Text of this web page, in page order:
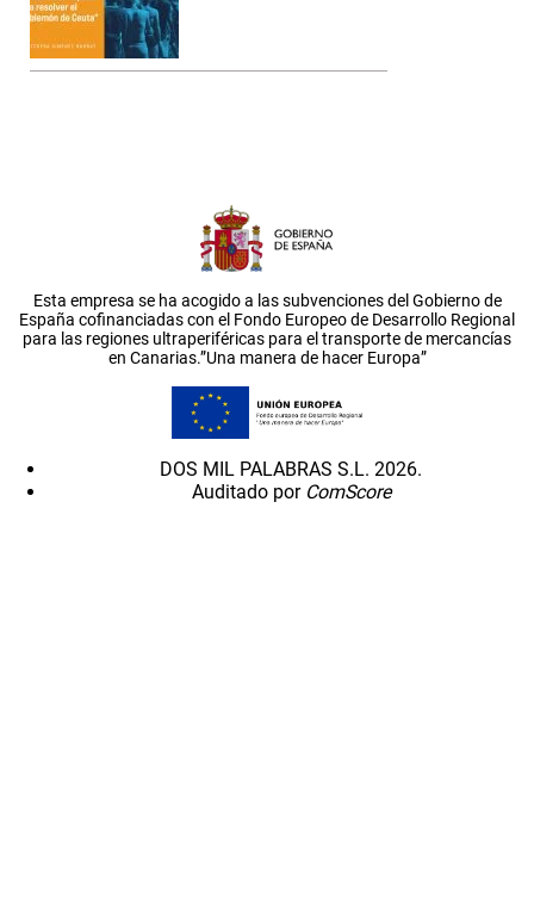
Esta empresa se ha acogido a las subvenciones del Gobierno de
España cofinanciadas con el Fondo Europeo de Desarrollo Regional
para las regiones ultraperiféricas para el transporte de mercancías
en Canarias.”Una manera de hacer Europa”
DOS MIL PALABRAS S.L. 2026.
Auditado por ComScore